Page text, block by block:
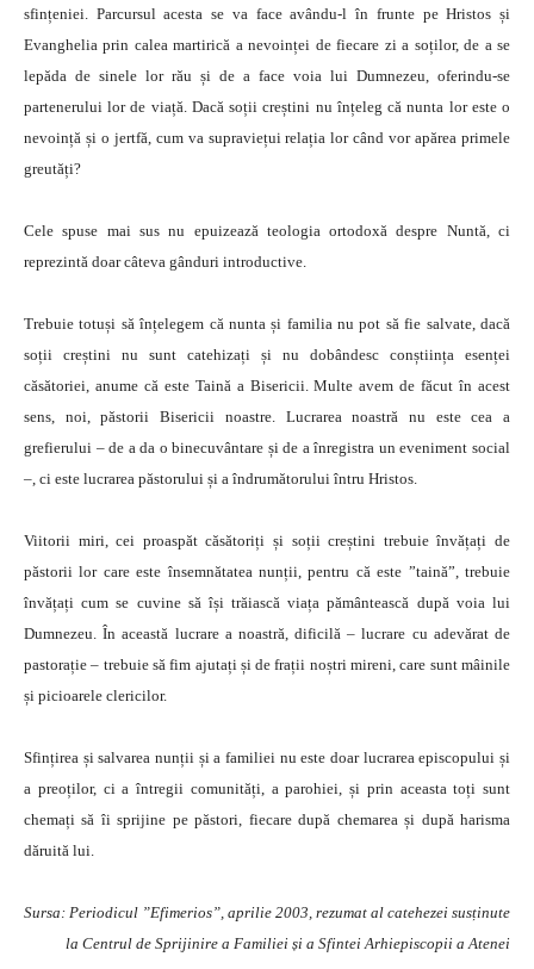
sfințeniei. Parcursul acesta se va face avându-l în frunte pe Hristos și
Evanghelia prin calea martirică a nevoinței de fiecare zi a soților, de a se
lepăda de sinele lor rău și de a face voia lui Dumnezeu, oferindu-se
partenerului lor de viață. Dacă soții creștini nu înțeleg că nunta lor este o
nevoință și o jertfă, cum va supraviețui relația lor când vor apărea primele
greutăți?
Cele spuse mai sus nu epuizează teologia ortodoxă despre Nuntă, ci
reprezintă doar câteva gânduri introductive.
Trebuie totuși să înțelegem că nunta și familia nu pot să fie salvate, dacă
soții creștini nu sunt catehizați și nu dobândesc conștiința esenței
căsătoriei, anume că este Taină a Bisericii. Multe avem de făcut în acest
sens, noi, păstorii Bisericii noastre. Lucrarea noastră nu este cea a
grefierului – de a da o binecuvântare și de a înregistra un eveniment social
–, ci este lucrarea păstorului și a îndrumătorului întru Hristos.
Viitorii miri, cei proaspăt căsătoriți și soții creștini trebuie învățați de
păstorii lor care este însemnătatea nunții, pentru că este ”taină”, trebuie
învățați cum se cuvine să își trăiască viața pământească după voia lui
Dumnezeu. În această lucrare a noastră, dificilă – lucrare cu adevărat de
pastorație – trebuie să fim ajutați și de frații noștri mireni, care sunt mâinile
și picioarele clericilor.
Sfințirea și salvarea nunții și a familiei nu este doar lucrarea episcopului și
a preoților, ci a întregii comunități, a parohiei, și prin aceasta toți sunt
chemați să îi sprijine pe păstori, fiecare după chemarea și după harisma
dăruită lui.
Sursa: Periodicul ”Efimerios”, aprilie 2003, rezumat al catehezei susținute
la Centrul de Sprijinire a Familiei și a Sfintei Arhiepiscopii a Atenei